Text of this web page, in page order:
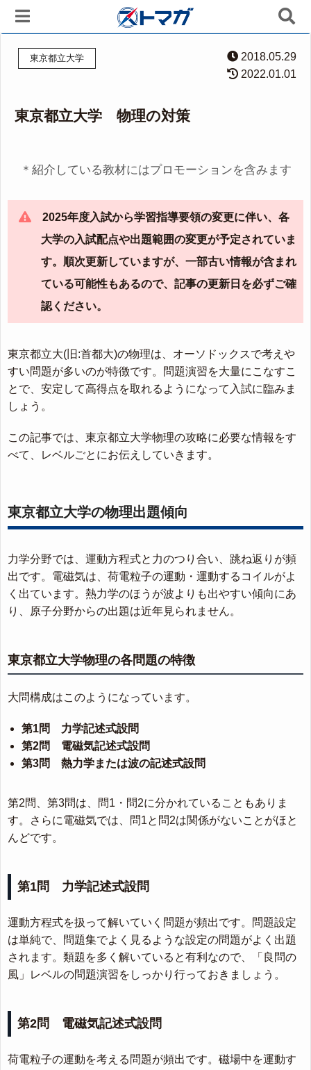
東京都立大学
2018.05.29
2022.01.01
東京都立大学 物理の対策
＊紹介している教材にはプロモーションを含みます
2025年度入試から学習指導要領の変更に伴い、各
大学の入試配点や出題範囲の変更が予定されていま
す。順次更新していますが、一部古い情報が含まれ
ている可能性もあるので、記事の更新日を必ずご確
認ください。
東京都立大(旧:首都大)の物理は、オーソドックスで考えや
すい問題が多いのが特徴です。問題演習を大量にこなすこ
とで、安定して高得点を取れるようになって入試に臨みま
しょう。
この記事では、東京都立大学物理の攻略に必要な情報をす
べて、レベルごとにお伝えしていきます。
東京都立大学の物理出題傾向
力学分野では、運動方程式と力のつり合い、跳ね返りが頻
出です。電磁気は、荷電粒子の運動・運動するコイルがよ
く出ています。熱力学のほうが波よりも出やすい傾向にあ
り、原子分野からの出題は近年見られません。
東京都立大学物理の各問題の特徴
大問構成はこのようになっています。
第1問 力学記述式設問
第2問 電磁気記述式設問
第3問 熱力学または波の記述式設問
第2問、第3問は、問1・問2に分かれていることもありま
す。さらに電磁気では、問1と問2は関係がないことがほと
んどです。
第1問 力学記述式設問
運動方程式を扱って解いていく問題が頻出です。問題設定
は単純で、問題集でよく見るような設定の問題がよく出題
されます。類題を多く解いていると有利なので、「良問の
風」レベルの問題演習をしっかり行っておきましょう。
第2問 電磁気記述式設問
荷電粒子の運動を考える問題が頻出です。磁場中を運動す